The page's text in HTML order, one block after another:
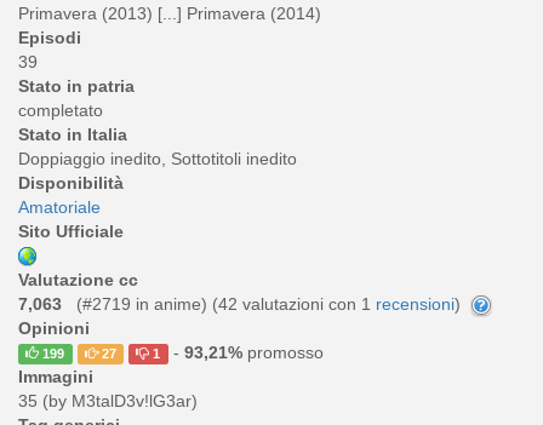
Primavera (2013) [...] Primavera (2014)
Episodi
39
Stato in patria
completato
Stato in Italia
Doppiaggio inedito, Sottotitoli inedito
Disponibilità
Amatoriale
Sito Ufficiale
Valutazione cc
7,063
(#2719 in anime) (42 valutazioni con 1 recensioni)
Opinioni
199 27 1 - 93,21%promosso
Immagini
35 (by M3talD3v!lG3ar)